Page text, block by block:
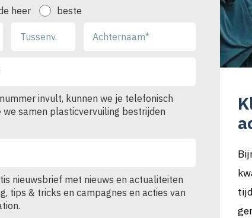
heer beste
invult, kunnen we je telefonisch
samen plasticvervuiling bestrijden
nieuwsbrief met nieuws en actualiteiten
tips & tricks en campagnes en acties van